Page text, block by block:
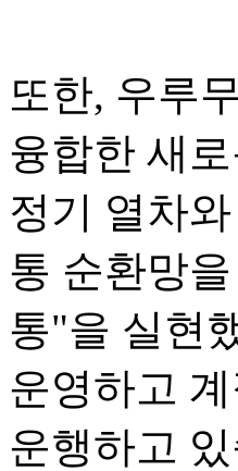
또한, 우루
융합한 새
정기 열차
통 순환망
통"을 실현
운영하고
운행하고